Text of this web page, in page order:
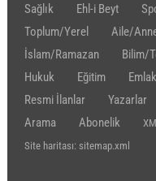
Sağlık
Ehl-i Beyt
Toplum/Yerel
Aile/
İslam/Ramazan
Bilim/
Hukuk
Eğitim Emlak
Resmi İlanlar
Yazarlar
Arama
Abonelik
Site haritası: sitemap.xml